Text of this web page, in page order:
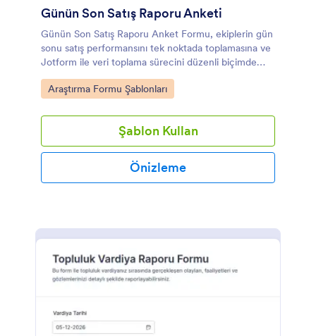
Günün Son Satış Raporu Anketi
Günün Son Satış Raporu Anket Formu, ekiplerin gün
sonu satış performansını tek noktada toplamasına ve
Jotform ile veri toplama sürecini düzenli biçimde
yönetmesine yardımcı olur.
Go to Category:
Araştırma Formu Şablonları
Şablon Kullan
Önizleme